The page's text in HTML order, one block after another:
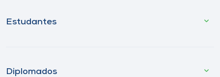
Estudantes
Diplomados